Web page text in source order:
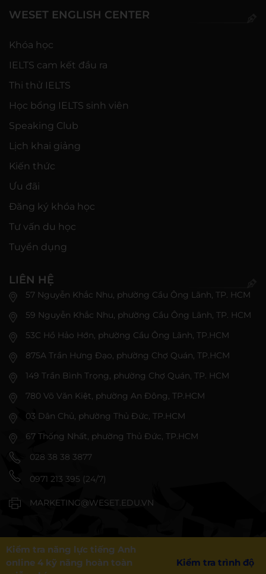
WESET ENGLISH CENTER
Khóa học
IELTS cam kết đầu ra
Thi thử IELTS
Học bổng IELTS sinh viên
Speaking Club
Lịch khai giảng
Kiến thức
Ưu đãi
Đăng ký khóa học
Tư vấn du học
Tuyển dụng
LIÊN HỆ
57 Nguyễn Khắc Nhu, phường Cầu Ông Lãnh, TP. HCM
59 Nguyễn Khắc Nhu, phường Cầu Ông Lãnh, TP. HCM
53C Hồ Hảo Hớn, phường Cầu Ông Lãnh, TP.HCM
875A Trần Hưng Đạo, phường Chợ Quán, TP.HCM
149 Trần Bình Trọng, phường Chợ Quán, TP. HCM
780 Võ Văn Kiệt, phường An Đông, TP.HCM
03 Dân Chủ, phường Thủ Đức, TP.HCM
67 Thống Nhất, phường Thủ Đức, TP.HCM
028 38 38 3877
0971 213 395 (24/7)
MARKETING@WESET.EDU.VN
Kiểm tra năng lực tiếng Anh
online 4 kỹ năng hoàn toàn
Kiểm tra trình độ